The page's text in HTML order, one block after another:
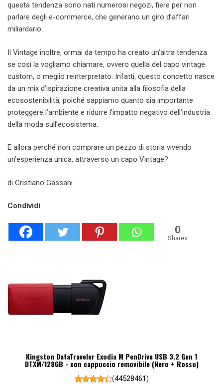
questa tendenza sono nati numerosi negozi, fiere per non
parlare degli e-commerce, che generano un giro d’affari
miliardario.
Il Vintage inoltre, ormai da tempo ha creato un’altra tendenza
se così la vogliamo chiamare, ovvero quella del capo vintage
custom, o meglio reinterpretato. Infatti, questo concetto nasce
da un mix d’ispirazione creativa unita alla filosofia della
ecosostenibilità, poiché sappiamo quanto sia importante
proteggere l’ambiente e ridurre l’impatto negativo dell’industria
della moda sull’ecosistema.
E allora perché non comprare un pezzo di storia vivendo
un’esperienza unica, attraverso un capo Vintage?
di Cristiano Gassani
Condividi
0
Shares
Kingston DataTraveler Exodia M PenDrive USB 3.2 Gen 1
DTXM/128GB - con cappuccio removibile (Nero + Rosso)
(44528461)